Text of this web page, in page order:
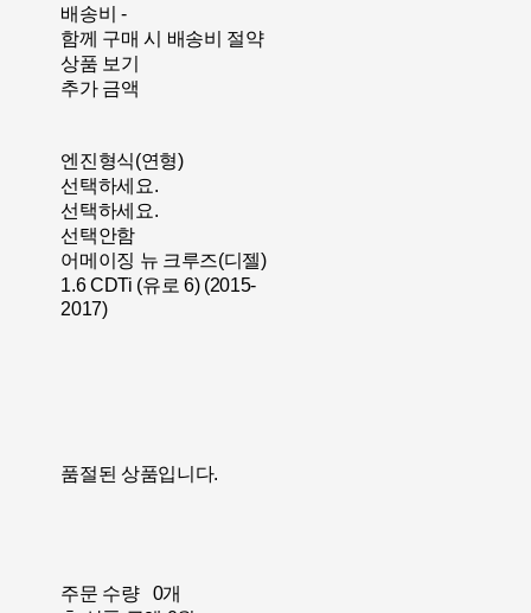
배송비 -
함께 구매 시 배송비 절약
상품 보기
추가 금액
엔진형식(연형)
선택하세요.
선택하세요.
선택안함
어메이징 뉴 크루즈(디젤)
1.6 CDTi (유로 6) (2015-
2017)
품절된 상품입니다.
주문 수량
0개